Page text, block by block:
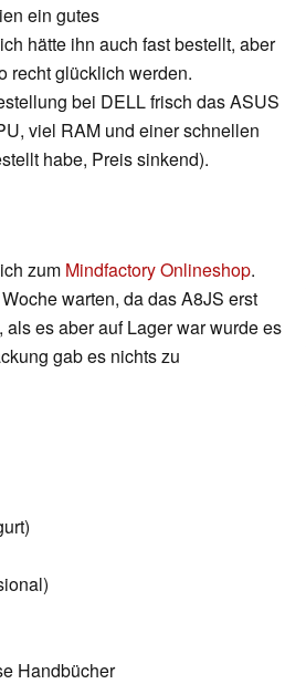
ein gutes
hätte ihn auch fast bestellt, aber
recht glücklich werden.
bei DELL frisch das ASUS
viel RAM und einer schnellen
habe, Preis sinkend).
zum Mindfactory Onlineshop.
warten, da das A8JS erst
es aber auf Lager war wurde es
gab es nichts zu
Handbücher